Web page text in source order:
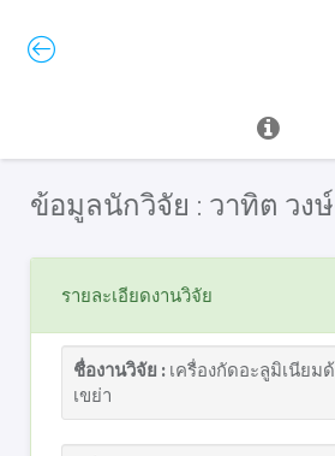
ข้อมูลนักวิจัย : วาทิต วง
รายละเอียดงานวิจัย
ชื่องานวิจัย : เครื่องกัดอะลูมิเนียม
เขย่า